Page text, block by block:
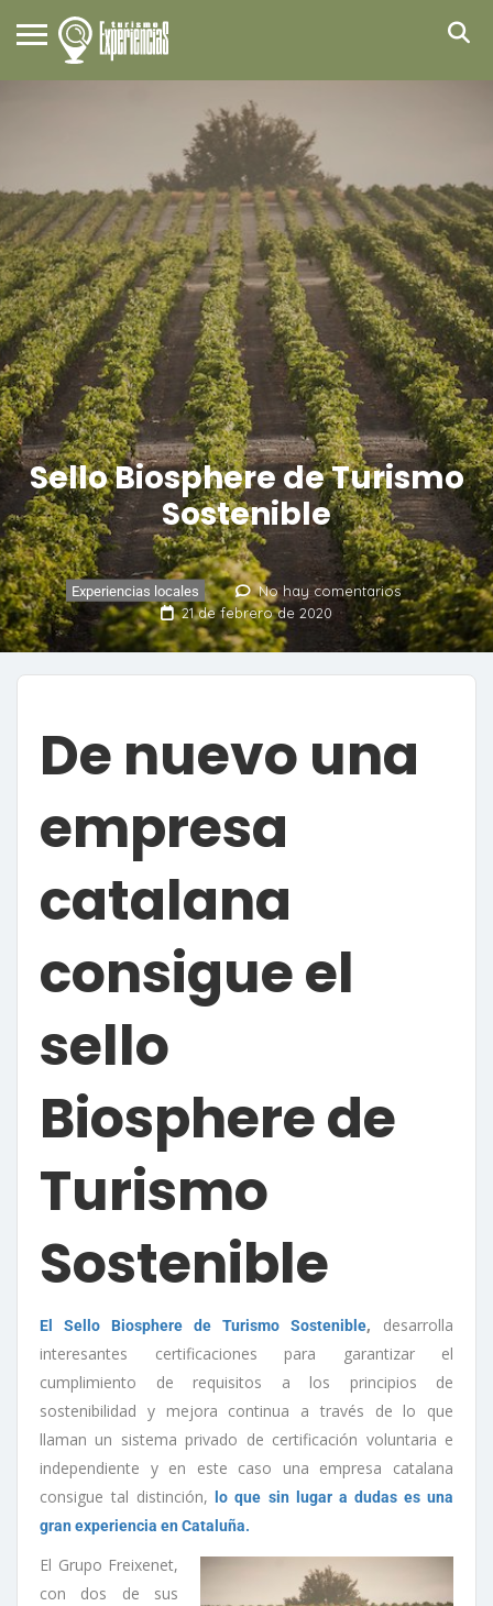
Sello Biosphere de Turismo
Sostenible
Experiencias locales
No hay comentarios
21 de febrero de 2020
De nuevo una
empresa
catalana
consigue el
sello
Biosphere de
Turismo
Sostenible
El Sello Biosphere de Turismo Sostenible, desarrolla
interesantes certificaciones para garantizar el
cumplimiento de requisitos a los principios de
sostenibilidad y mejora continua a través de lo que
llaman un sistema privado de certificación voluntaria e
independiente y en este caso una empresa catalana
consigue tal distinción, lo que sin lugar a dudas es una
gran experiencia en Cataluña.
El Grupo Freixenet,
con dos de sus